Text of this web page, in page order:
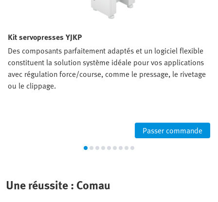
Kit servopresses YJKP
Des composants parfaitement adaptés et un logiciel flexible
constituent la solution système idéale pour vos applications
avec régulation force/course, comme le pressage, le rivetage
ou le clippage.
Passer commande
Une réussite : Comau